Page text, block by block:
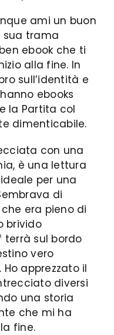
ami un buon
sua trama
ebook che ti
alla fine. In
sull’identità e
ebooks
la Partita col
dimenticabile.
con una
è una lettura
per una
di
era pieno di
brivido
terrà sul bordo
vero
apprezzato il
diversi
una storia
che mi ha
fine.